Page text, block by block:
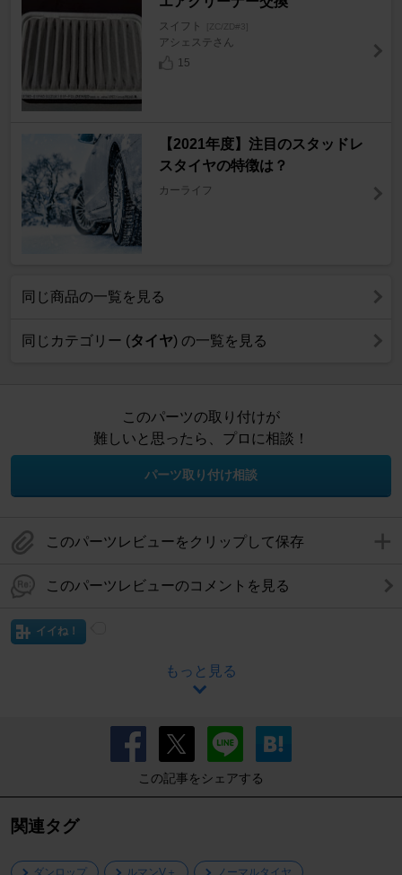
スイフト [ZC/ZD#3]
アシェステさん
15
【2021年度】注目のスタッドレ
スタイヤの特徴は？
カーライフ
同じ商品の一覧を見る
同じカテゴリー (タイヤ) の一覧を見る
このパーツの取り付けが
難しいと思ったら、プロに相談！
パーツ取り付け相談
このパーツレビューをクリップして保存
このパーツレビューのコメントを見る
イイね！
もっと見る
この記事をシェアする
関連タグ
ダンロップ ルマンV＋ ノーマルタイヤ